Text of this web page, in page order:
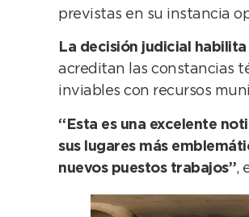
previstas en su instancia
La decisión judicial
acreditan las constancias
inviables con recursos
“Esta es una excelente
sus lugares más
nuevos puestos trabajos”,